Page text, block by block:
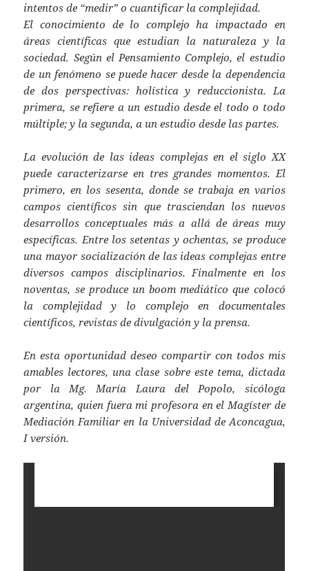
intentos de “medir” o cuantificar la complejidad.
El conocimiento de lo complejo ha impactado en
áreas científicas que estudian la naturaleza y la
sociedad. Según el Pensamiento Complejo, el estudio
de un fenómeno se puede hacer desde la dependencia
de dos perspectivas: holística y reduccionista. La
primera, se refiere a un estudio desde el todo o todo
múltiple; y la segunda, a un estudio desde las partes.
La evolución de las ideas complejas en el siglo XX
puede caracterizarse en tres grandes momentos. El
primero, en los sesenta, donde se trabaja en varios
campos científicos sin que trasciendan los nuevos
desarrollos conceptuales más a allá de áreas muy
específicas. Entre los setentas y ochentas, se produce
una mayor socialización de las ideas complejas entre
diversos campos disciplinarios. Finalmente en los
noventas, se produce un boom mediático que colocó
la complejidad y lo complejo en documentales
científicos, revistas de divulgación y la prensa.
En esta oportunidad deseo compartir con todos mis
amables lectores, una clase sobre este tema, dictada
por la Mg. María Laura del Popolo, sicóloga
argentina, quien fuera mi profesora en el Magíster de
Mediación Familiar en la Universidad de Aconcagua,
I versión.